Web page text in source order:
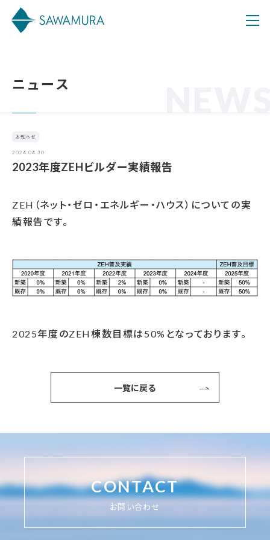
ニュース
お知らせ
2024.04.30
2023年度ZEHビルダー実績報告
ZEH（ネット・ゼロ・エネルギー・ハウス）についての実
績報告です。
2025年度のZEH棟数目標は50%となっております。
一覧に戻る
CONTACT
お問い合わせ